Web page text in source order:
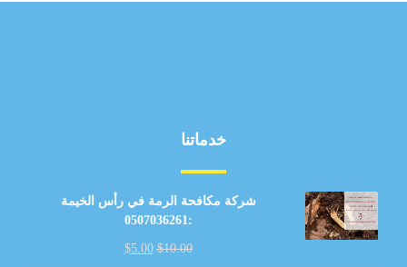
خدماتنا
شركة مكافحة الرمة في رأس الخيمة
:0507036261
$10.00
$5.00